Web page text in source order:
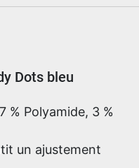
Dots bleu
% Polyamide, 3 %
un ajustement